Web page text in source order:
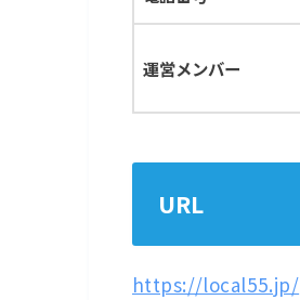
運営メンバー
URL
https://local55.jp/